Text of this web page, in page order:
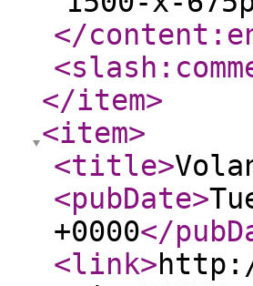
</
</item>
<item>
<title>
<pubDate>
+0000</
<link>